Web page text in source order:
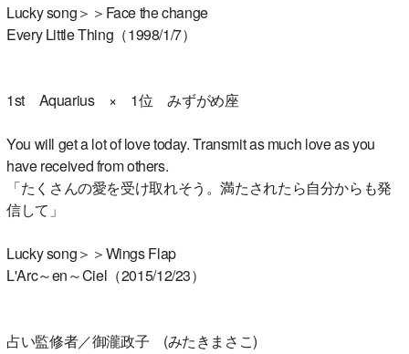
Lucky song＞＞Face the change
Every Little Thing（1998/1/7）
1st Aquarius × 1位 みずがめ座
You will get a lot of love today. Transmit as much love as you
have received from others.
「たくさんの愛を受け取れそう。満たされたら自分からも発
信して」
Lucky song＞＞Wings Flap
L'Arc～en～Ciel（2015/12/23）
占い監修者／御瀧政子 (みたきまさこ)